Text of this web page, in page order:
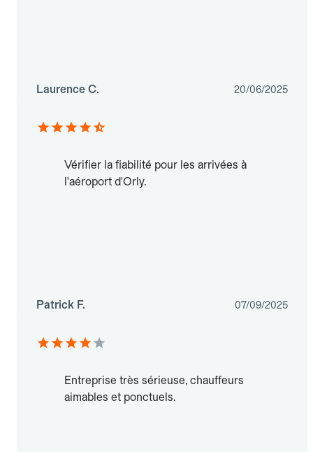
Laurence C. 20/06/2025
Vérifier la fiabilité pour les arrivées à
l'aéroport d'Orly.
Patrick F. 07/09/2025
Entreprise très sérieuse, chauffeurs
aimables et ponctuels.